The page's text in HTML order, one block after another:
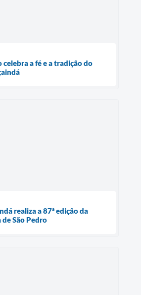
celebra a fé e a tradição do
realiza a 87ª edição da
São Pedro